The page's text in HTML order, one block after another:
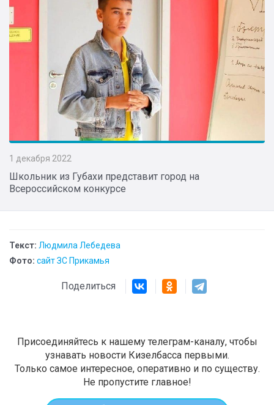
1 декабря 2022
Школьник из Губахи представит город на
Всероссийском конкурсе
Текст: Людмила Лебедева
Фото: сайт ЗС Прикамья
Поделиться
Присоединяйтесь к нашему телеграм-каналу, чтобы
узнавать новости Кизелбасса первыми.
Только самое интересное, оперативно и по существу.
Не пропустите главное!